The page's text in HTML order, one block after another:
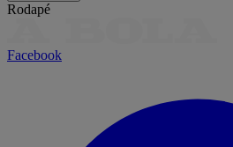
Rodapé
Facebook